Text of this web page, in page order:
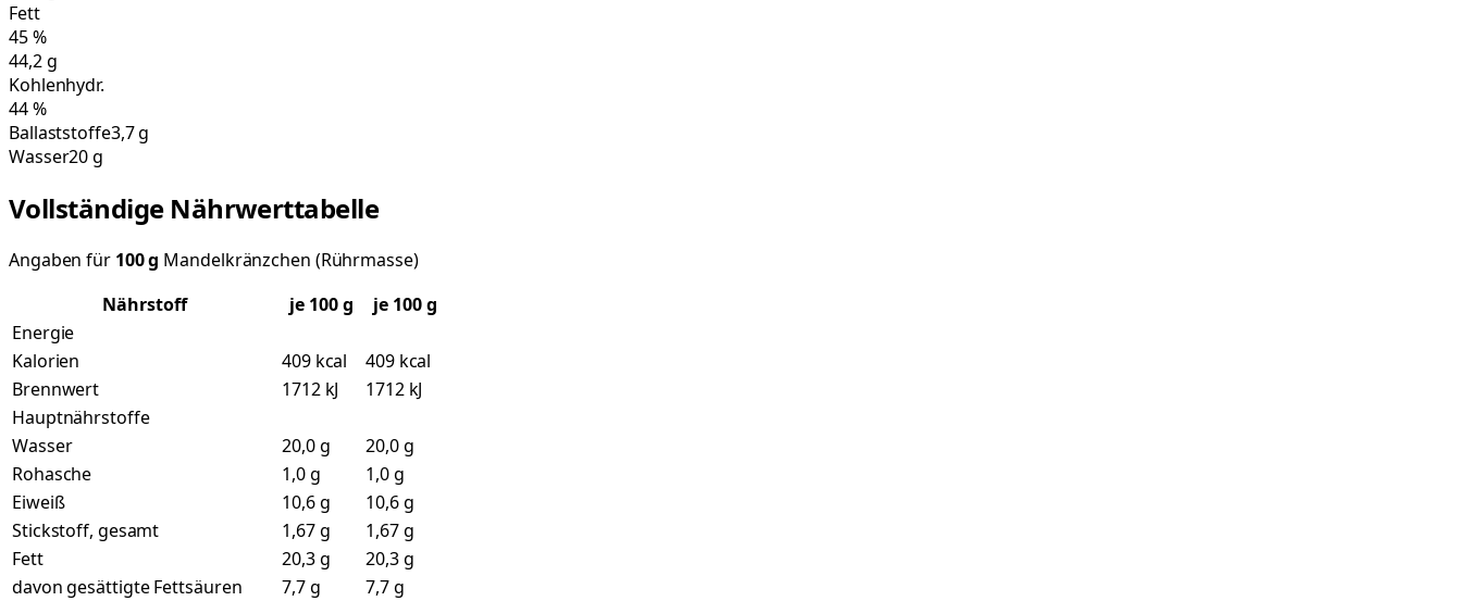
Fett
45%
44,2g
Kohlenhydr.
44%
Ballaststoffe3,7 g
Wasser20 g
Vollständige Nährwerttabelle
Angaben für 100g Mandelkränzchen (Rührmasse)
Nährstoff
je 100g
je 100 g
Energie
Kalorien
409 kcal
409 kcal
Brennwert
1712 kJ
1712 kJ
Hauptnährstoffe
Wasser
20,0 g
20,0 g
Rohasche
1,0 g
1,0 g
Eiweiß
10,6 g
10,6 g
Stickstoff, gesamt
1,67 g
1,67 g
Fett
20,3 g
20,3 g
davon gesättigte Fettsäuren
7,7 g
7,7 g